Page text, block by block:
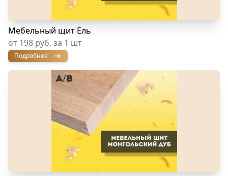
Мебельный щит Ель
от 198 руб. за 1 шт
Подробнее